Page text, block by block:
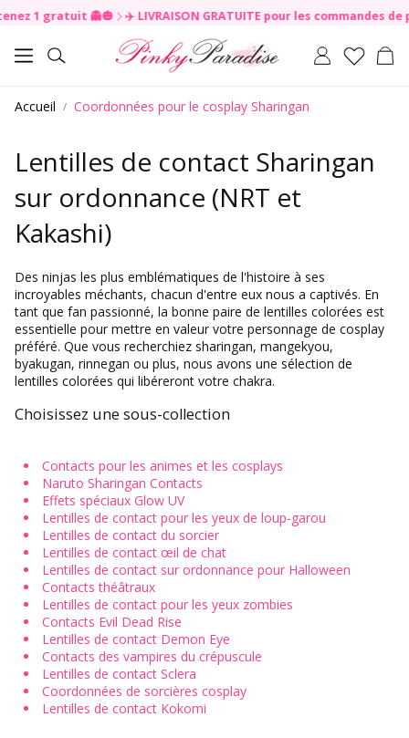
R
gratuit 👻🎃 ✈️ LIVRAISON GRATUITE pour les commandes de plus
Rechercher
Accueil Coordonnées pour le cosplay Sharingan
Lentilles de contact Sharingan
sur ordonnance (NRT et
Kakashi)
Des ninjas les plus emblématiques de l'histoire à ses
incroyables méchants, chacun d'entre eux nous a captivés. En
tant que fan passionné, la bonne paire de lentilles colorées est
essentielle pour mettre en valeur votre personnage de cosplay
préféré. Que vous recherchiez sharingan, mangekyou,
byakugan, rinnegan ou plus, nous avons une sélection de
lentilles colorées qui libéreront votre chakra.
Choisissez une sous-collection
Contacts pour les animes et les cosplays
Naruto Sharingan Contacts
Effets spéciaux Glow UV
Lentilles de contact pour les yeux de loup-garou
Lentilles de contact du sorcier
Lentilles de contact œil de chat
Lentilles de contact sur ordonnance pour Halloween
Contacts théâtraux
Lentilles de contact pour les yeux zombies
Contacts Evil Dead Rise
Lentilles de contact Demon Eye
Contacts des vampires du crépuscule
Lentilles de contact Sclera
Coordonnées de sorcières cosplay
Lentilles de contact Kokomi